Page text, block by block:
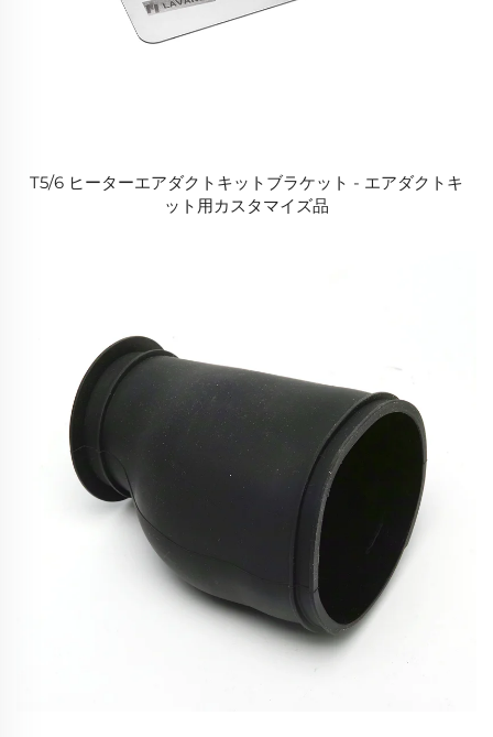
T5/6 ヒーターエアダクトキットブラケット - エアダクトキ
ット用カスタマイズ品